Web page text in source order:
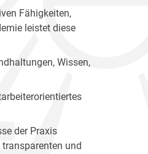
Fähigkeiten,
leistet diese
Wissen,
der Praxis
und